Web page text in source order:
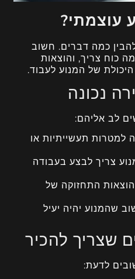
עוצמתי?
כמה דברים. חשוב
כוח צריך, והוצאות
של המנוע לעבוד.
נכונה
לב אליהם:
למטרות תעשייתיות או
צריך לבצע בעבודה
התחזוקה של
שהמנוע יהיה יעיל
שצריך להכיר
לדעת: